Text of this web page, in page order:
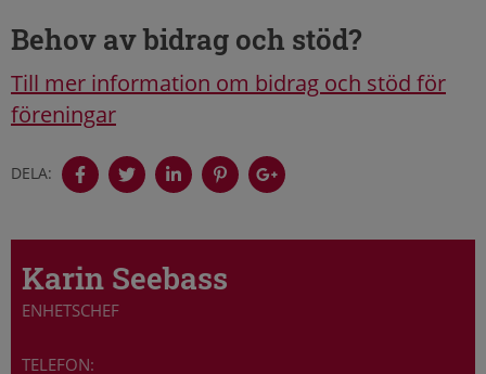
Behov av bidrag och stöd?
Till mer information om bidrag och stöd för
föreningar
DELA:
Karin Seebass
ENHETSCHEF